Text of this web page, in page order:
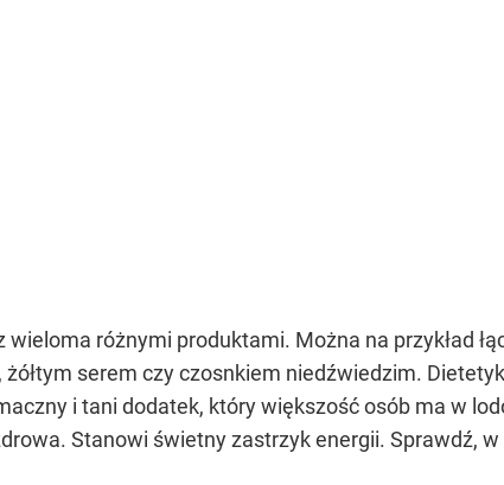
różnymi produktami. Można na przykład
serem czy czosnkiem niedźwiedzim.
i tani dodatek, który większość osób ma w
Stanowi świetny zastrzyk energii. Sprawdź,